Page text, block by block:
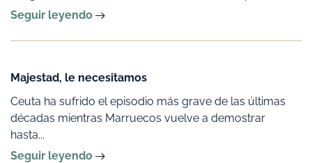
Seguir leyendo
Majestad, le necesitamos
Ceuta ha sufrido el episodio más grave de las últimas
décadas mientras Marruecos vuelve a demostrar
hasta...
Seguir leyendo